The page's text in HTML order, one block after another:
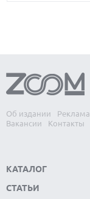
Об издании
Реклама
Вакансии
Контакты
КАТАЛОГ
СТАТЬИ